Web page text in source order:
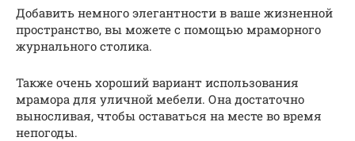
Добавить немного элегантности в ваше жизненной
пространство, вы можете с помощью мраморного
журнального столика.
Также очень хороший вариант использования
мрамора для уличной мебели. Она достаточно
выносливая, чтобы оставаться на месте во время
непогоды.